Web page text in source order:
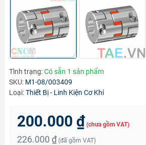
Tình trạng:Có sẵn 1 sản phẩm
SKU: M1-08/003409
Loại:Thiết Bị - Linh Kiện Cơ Khí
200.000 ₫ (chưa gồm VAT)
226.000 ₫ (đã gồm VAT)